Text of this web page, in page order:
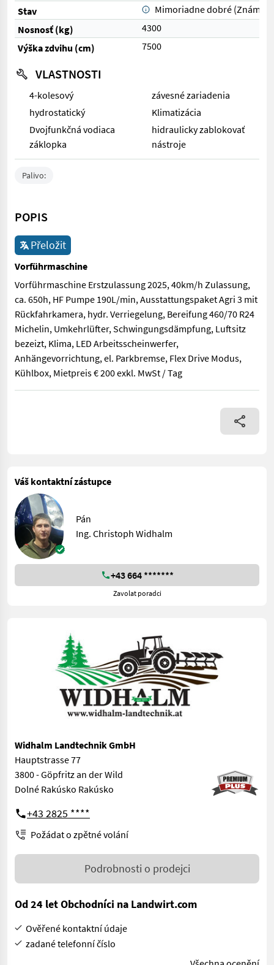
Stav
Mimoriadne dobré (Známka
Nosnosť (kg)
4300
Výška zdvihu (cm)
7500
VLASTNOSTI
4-kolesový
závesné zariadenia
hydrostatický
Klimatizácia
Dvojfunkčná vodiaca
záklopka
hidraulicky zablokovať
nástroje
Palivo:
POPIS
Přeložit
Vorführmaschine
Vorführmaschine Erstzulassung 2025, 40km/h Zulassung,
ca. 650h, HF Pumpe 190L/min, Ausstattungspaket Agri 3 mit
Rückfahrkamera, hydr. Verriegelung, Bereifung 460/70 R24
Michelin, Umkehrlüfter, Schwingungsdämpfung, Luftsitz
bezeizt, Klima, LED Arbeitsscheinwerfer,
Anhängevorrichtung, el. Parkbremse, Flex Drive Modus,
Kühlbox, Mietpreis € 200 exkl. MwSt / Tag
Vorführmaschine Erstzulassung 2025, 40km/h Zulassung, ca.
Váš kontaktní zástupce
Pán
Ing. Christoph Widhalm
+43 664 *******
Zavolat poradci
Widhalm Landtechnik GmbH
Hauptstrasse 77
3800 - Göpfritz an der Wild
Dolné Rakúsko Rakúsko
+43 2825 ****
Požádat o zpětné volání
Podrobnosti o prodejci
Od 24 let Obchodníci na Landwirt.com
Ověřené kontaktní údaje
zadané telefonní číslo